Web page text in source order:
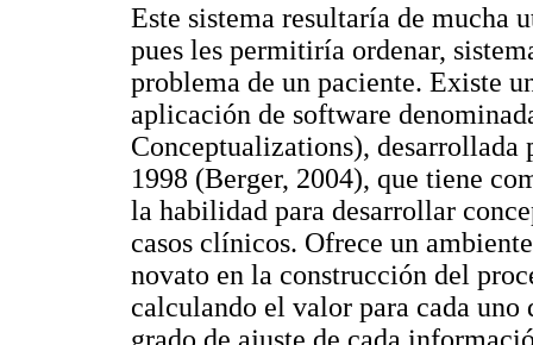
Este sistema resultaría de mucha
pues les permitiría ordenar,
problema de un paciente. Existe
aplicación de software
Conceptualizations), desarrollada
1998 (Berger, 2004), que tiene
la habilidad para desarrollar
casos clínicos. Ofrece un
novato en la construcción del
calculando el valor para cada uno
grado de ajuste de cada